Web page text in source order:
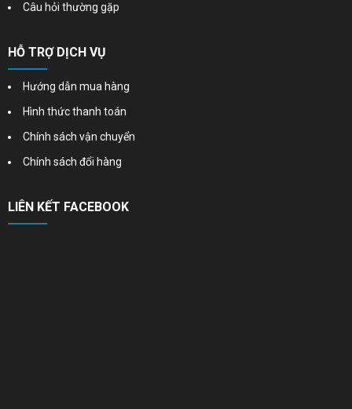
Câu hỏi thường gặp
HỖ TRỢ DỊCH VỤ
Hướng dẫn mua hàng
Hình thức thanh toán
Chính sách vận chuyển
Chính sách đổi hàng
LIÊN KẾT FACEBOOK